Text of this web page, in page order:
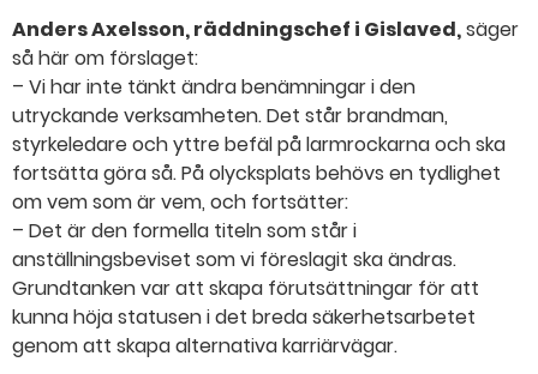
Anders Axelsson, räddningschef i Gislaved,säger
så här om förslaget:
– Vi har inte tänkt ändra benämningar i den
utryckande verksamheten. Det står brandman,
styrkeledare och yttre befäl på larmrockarna och ska
fortsätta göra så. På olycksplats behövs en tydlighet
om vem som är vem, och fortsätter:
– Det är den formella titeln som står i
anställningsbeviset som vi föreslagit ska ändras.
Grundtanken var att skapa förutsättningar för att
kunna höja statusen i det breda säkerhetsarbetet
genom att skapa alternativa karriärvägar.